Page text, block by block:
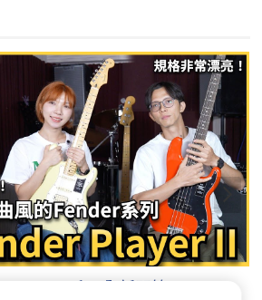
Player II 系列全新開箱